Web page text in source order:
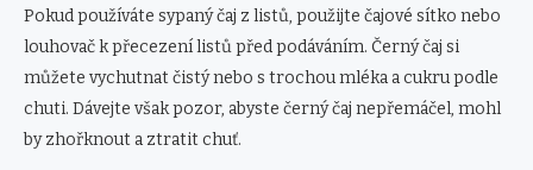
Pokud používáte sypaný čaj z listů, použijte čajové sítko nebo
louhovač k přecezení listů před podáváním. Černý čaj si
můžete vychutnat čistý nebo s trochou mléka a cukru podle
chuti. Dávejte však pozor, abyste černý čaj nepřemáčel, mohl
by zhořknout a ztratit chuť.